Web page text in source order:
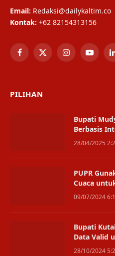
Email: Redaksi@dailykaltim.co
Kontak: +62 82154313156
Facebook
X
Instagram
PILIHAN
Bupati
Berbasis
Lingkar dan
28/04/2025
PUPR
Cuaca
09/07/2024
Bupati
Data Valid
28/10/2024